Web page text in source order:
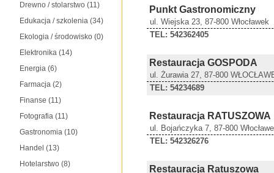
Drewno / stolarstwo (11)
Edukacja / szkolenia (34)
Ekologia / środowisko (0)
Elektronika (14)
Energia (6)
Farmacja (2)
Finanse (11)
Fotografia (11)
Gastronomia (10)
Handel (13)
Hotelarstwo (8)
Punkt Gastronomiczny
ul. Wiejska 23, 87-800 Włocławek
TEL: 542362405
Restauracja GOSPODA
ul. Żurawia 27, 87-800
TEL: 54234689
Restauracja RATUSZOWA
ul. Bojańczyka 7, 87-800
TEL: 542326276
Restauracja Ratuszowa